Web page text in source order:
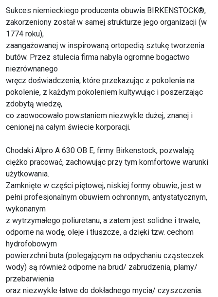
Sukces niemieckiego producenta obuwia BIRKENSTOCK®,
zakorzeniony został w samej strukturze jego organizacji (w
1774 roku),
zaangażowanej w inspirowaną ortopedią sztukę tworzenia
butów. Przez stulecia firma nabyła ogromne bogactwo
niezrównanego
wręcz doświadczenia, które przekazując z pokolenia na
pokolenie, z każdym pokoleniem kultywując i poszerzając
zdobytą wiedzę,
co zaowocowało powstaniem niezwykle dużej, znanej i
cenionej na całym świecie korporacji.
Chodaki Alpro A 630 OB E, firmy Birkenstock, pozwalają
ciężko pracować, zachowując przy tym komfortowe warunki
użytkowania.
Zamknięte w części piętowej, niskiej formy obuwie, jest w
pełni profesjonalnym obuwiem ochronnym, antystatycznym,
wykonanym
z wytrzymałego poliuretanu, a zatem jest solidne i trwałe,
odporne na wodę, oleje i tłuszcze, a dzięki tzw. cechom
hydrofobowym
powierzchni buta (polegającym na odpychaniu cząsteczek
wody) są również odporne na brud/ zabrudzenia, plamy/
przebarwienia
oraz niezwykle łatwe do dokładnego mycia/ czyszczenia.